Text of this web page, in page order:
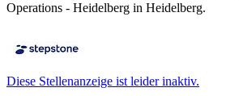
Operations - Heidelberg in Heidelberg.
Diese Stellenanzeige ist leider inaktiv.